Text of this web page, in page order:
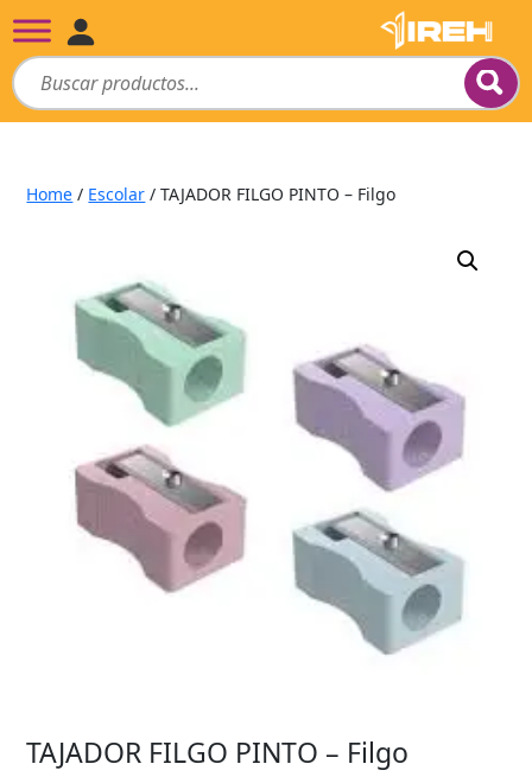
Home / Escolar / TAJADOR FILGO PINTO – Filgo
TAJADOR FILGO PINTO – Filgo